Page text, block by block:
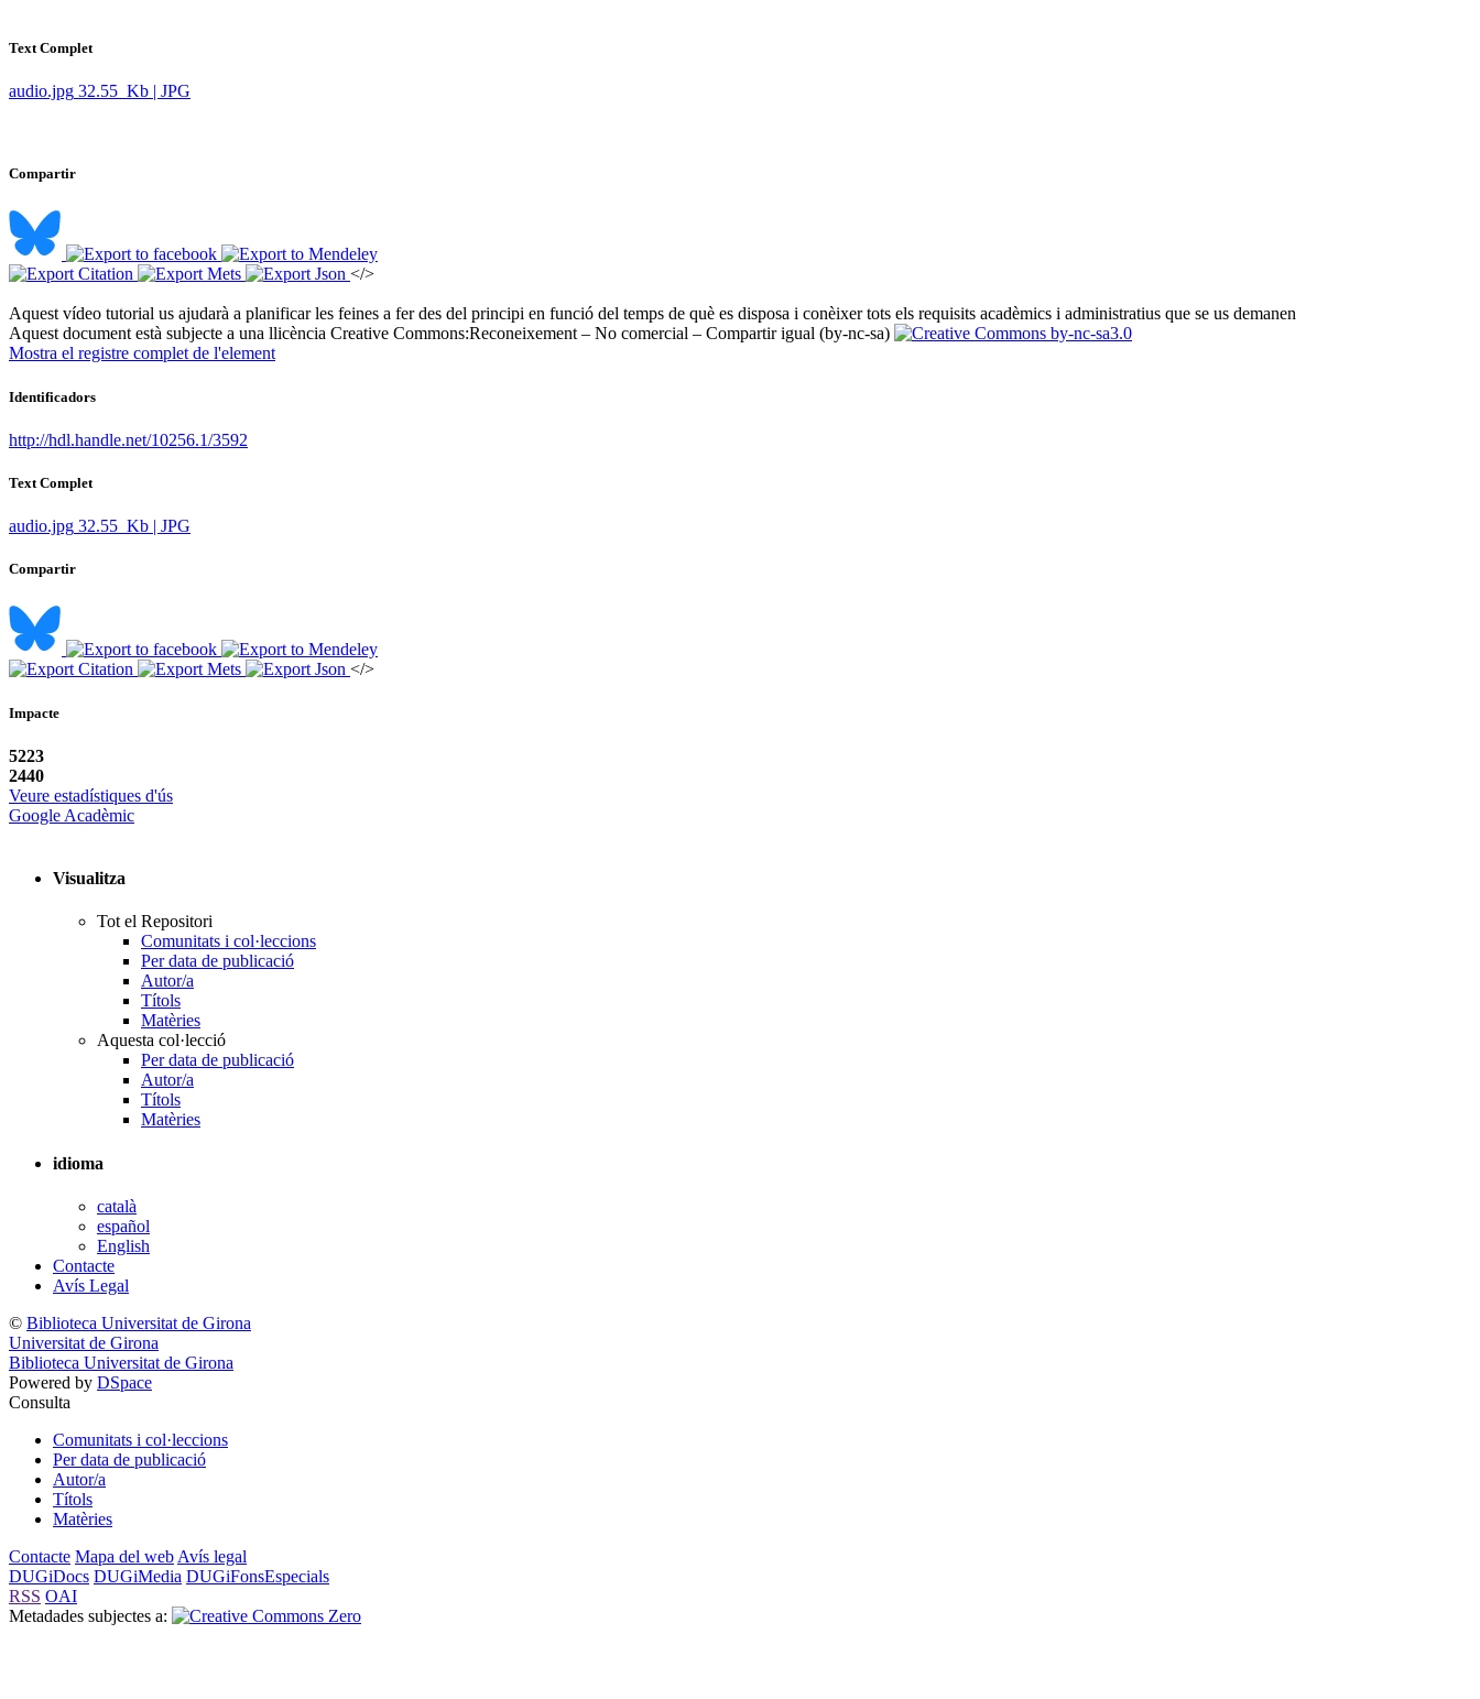
Text Complet
audio.jpg 32.55 Kb | JPG
Compartir
</>
Aquest vídeo tutorial us ajudarà a planificar les feines a fer des del principi en funció del temps de què es disposa i conèixer tots els requisits acadèmics i administratius que se us demanen ​
Aquest document està subjecte a una llicència Creative Commons:Reconeixement – No comercial – Compartir igual (by-nc-sa)
Mostra el registre complet de l'element
Identificadors
http://hdl.handle.net/10256.1/3592
Text Complet
audio.jpg 32.55 Kb | JPG
Compartir
</>
Impacte
5223
2440
Veure estadístiques d'ús
Google Acadèmic
Visualitza
Tot el Repositori
Comunitats i col·leccions
Per data de publicació
Autor/a
Títols
Matèries
Aquesta col·lecció
Per data de publicació
Autor/a
Títols
Matèries
idioma
català
español
English
Contacte
Avís Legal
© Biblioteca Universitat de Girona
Universitat de Girona
Biblioteca Universitat de Girona
Powered by DSpace
Consulta
Comunitats i col·leccions
Per data de publicació
Autor/a
Títols
Matèries
Contacte Mapa del web Avís legal
DUGiDocs DUGiMedia DUGiFonsEspecials
RSS OAI
Metadades subjectes a: